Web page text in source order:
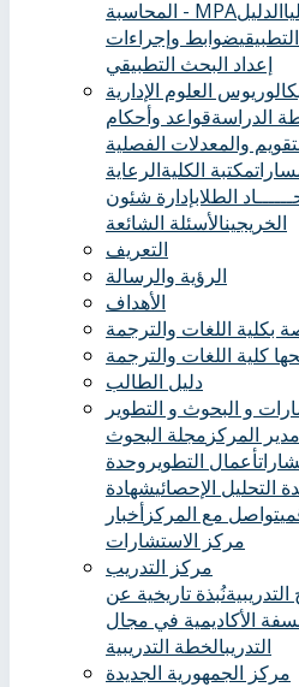
المحاسبة - MPAالدليل
ضوابط وإجراءات
إعداد البحث التطبيقي
العلوم الإدارية
الدراسةقواعد وأحكام
والمعدلات الفصلية
مكتبة الكليةالرعاية
الطلابإدارة شئون
الخريجينالأسئلة الشائعة
التعريف
الرؤية والرسالة
الأهداف
بكلية اللغات والترجمة
كلية اللغات والترجمة
دليل الطالب
و البحوث و التطوير
المركز مجلة البحوث
أعمال التطوير وحدة
التحليل الإحصائيشهادة
تواصل مع المركزأخبار
مركز الاستشارات
مركز التدريب
نُبذة تاريخية عن
الأكاديمية في مجال
التدريبالخطة التدريبية
مركز الجمهورية الجديدة